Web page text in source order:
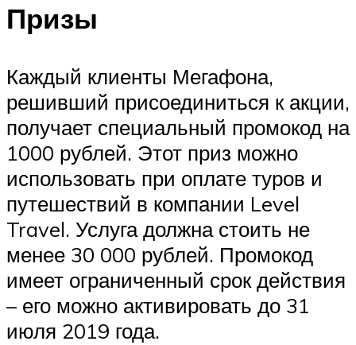
Призы
Каждый клиенты Мегафона,
решивший присоединиться к акции,
получает специальный промокод на
1000 рублей. Этот приз можно
использовать при оплате туров и
путешествий в компании Level
Travel. Услуга должна стоить не
менее 30 000 рублей. Промокод
имеет ограниченный срок действия
– его можно активировать до 31
июля 2019 года.